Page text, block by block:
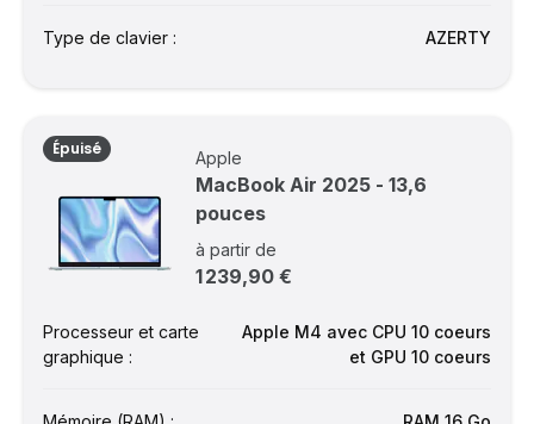
Type de clavier : AZERTY
Épuisé Apple
MacBook Air 2025 - 13,6
pouces
à partir de
1 239,90 €
Processeur et carte
graphique :
Apple M4 avec CPU 10 coeurs
et GPU 10 coeurs